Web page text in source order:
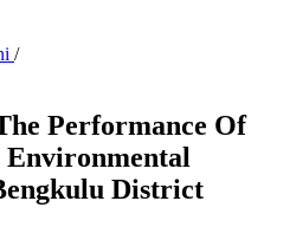
/
Performance Of
Environmental
District